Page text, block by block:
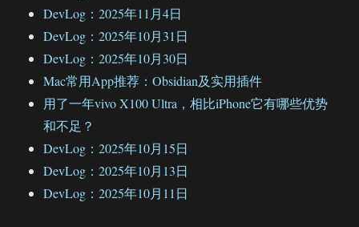
DevLog：2025年11月4日
DevLog：2025年10月31日
DevLog：2025年10月30日
Mac常用App推荐：Obsidian及实用插件
用了一年vivo X100 Ultra，相比iPhone它有哪些优势
和不足？
DevLog：2025年10月15日
DevLog：2025年10月13日
DevLog：2025年10月11日